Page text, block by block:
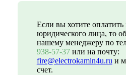
Если вы хотите оплатить
юридического лица, то
нашему менеджеру по
938-57-37или на почту:
fire@electrokamin4u.ru и
счет.